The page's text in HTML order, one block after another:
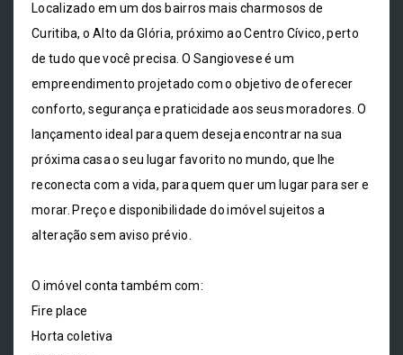
Localizado em um dos bairros mais charmosos de
Curitiba, o Alto da Glória, próximo ao Centro Cívico, perto
de tudo que você precisa. O Sangiovese é um
empreendimento projetado com o objetivo de oferecer
conforto, segurança e praticidade aos seus moradores. O
lançamento ideal para quem deseja encontrar na sua
próxima casa o seu lugar favorito no mundo, que lhe
reconecta com a vida, para quem quer um lugar para ser e
morar. Preço e disponibilidade do imóvel sujeitos a
alteração sem aviso prévio.
O imóvel conta também com:
Fire place
Horta coletiva